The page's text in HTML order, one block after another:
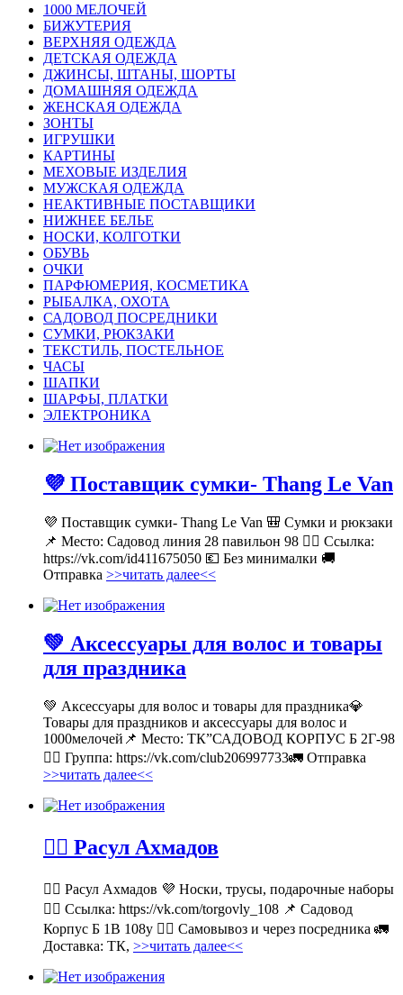
1000 МЕЛОЧЕЙ
БИЖУТЕРИЯ
ВЕРХНЯЯ ОДЕЖДА
ДЕТСКАЯ ОДЕЖДА
ДЖИНСЫ, ШТАНЫ, ШОРТЫ
ДОМАШНЯЯ ОДЕЖДА
ЖЕНСКАЯ ОДЕЖДА
ЗОНТЫ
ИГРУШКИ
КАРТИНЫ
МЕХОВЫЕ ИЗДЕЛИЯ
МУЖСКАЯ ОДЕЖДА
НЕАКТИВНЫЕ ПОСТАВЩИКИ
НИЖНЕЕ БЕЛЬЕ
НОСКИ, КОЛГОТКИ
ОБУВЬ
ОЧКИ
ПАРФЮМЕРИЯ, КОСМЕТИКА
РЫБАЛКА, ОХОТА
САДОВОД ПОСРЕДНИКИ
СУМКИ, РЮКЗАКИ
ТЕКСТИЛЬ, ПОСТЕЛЬНОЕ
ЧАСЫ
ШАПКИ
ШАРФЫ, ПЛАТКИ
ЭЛЕКТРОНИКА
💜 Поставщик сумки- Thang Le Van
💜 Поставщик сумки- Thang Le Van 🎒 Сумки и рюкзаки
📌 Место: Садовод линия 28 павильон 98 👉🏻 Ссылка:
https://vk.com/id411675050 💶 Без минималки 🚚
Отправка >>читать далее<<
💚 Аксессуары для волос и товары
для праздника
💚 Аксессуары для волос и товары для праздника💎
Товары для праздников и аксессуары для волос и
1000мелочей📌 Место: ТК”САДОВОД КОРПУС Б 2Г-98
👉🏻 Группа: https://vk.com/club206997733🚛 Отправка
>>читать далее<<
💁‍♂ Расул Ахмадов
💁‍♂ Расул Ахмадов 💜 Носки, трусы, подарочные наборы
👉🏻 Ссылка: https://vk.com/torgovly_108 📌 Садовод
Корпус Б 1В 108у 🚶‍♂ Самовывоз и через посредника 🚛
Доставка: ТК, >>читать далее<<